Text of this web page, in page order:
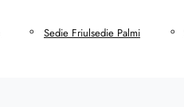
Sedie Friulsedie Palmi